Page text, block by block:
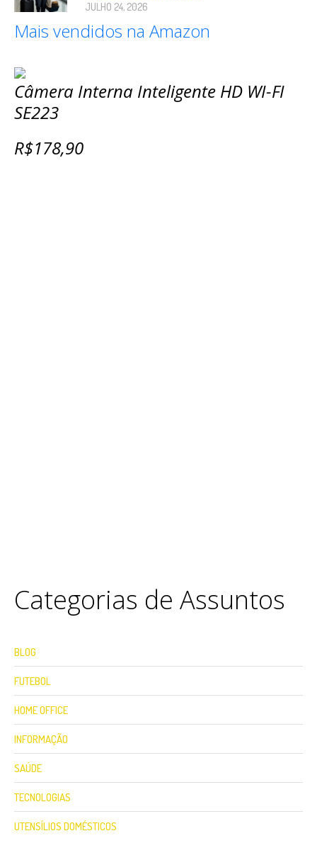
JULHO 24, 2026
Mais vendidos na Amazon
Câmera Interna Inteligente HD WI-FI
SE223
R$178,90
Categorias de Assuntos
BLOG
FUTEBOL
HOME OFFICE
INFORMAÇÃO
SAÚDE
TECNOLOGIAS
UTENSÍLIOS DOMÉSTICOS